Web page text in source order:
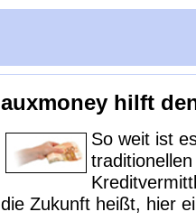
auxmoney hilft
So weit ist
die Zukunft heißt, hier